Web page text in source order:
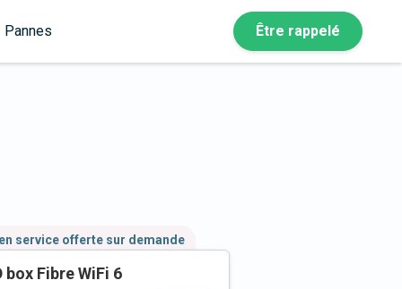
Pannes Être rappelé
service offerte sur demande
box Fibre WiFi 6